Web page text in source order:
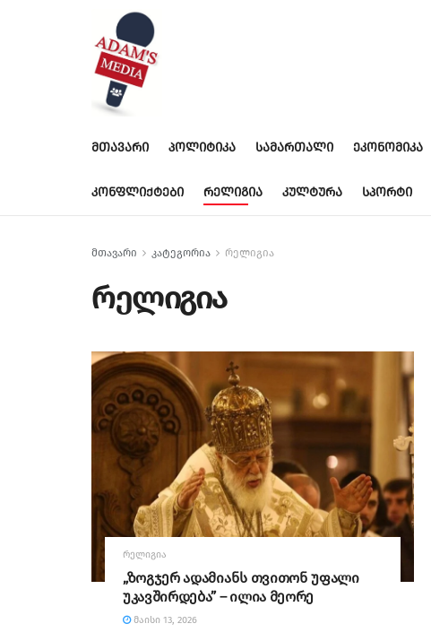
ᲛᲗᲐᲕᲐᲠᲘ ᲞᲝᲚᲘᲢᲘᲙᲐ ᲡᲐᲛᲐᲠᲗᲐᲚᲘ ᲔᲙᲝᲜᲝᲛᲘᲙᲐ
ᲙᲝᲜᲤᲚᲘᲥᲢᲔᲑᲘ ᲠᲔᲚᲘᲒᲘᲐ ᲙᲣᲚᲢᲣᲠᲐ ᲡᲞᲝᲠᲢᲘ
მთავარი კატეგორია რელიგია
რელიგია
ᲠᲔᲚᲘᲒᲘᲐ
„ზოგჯერ ადამიანს თვითონ უფალი
უკავშირდება” – ილია მეორე
ᲛᲐᲘᲡᲘ 13, 2026